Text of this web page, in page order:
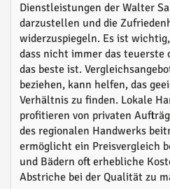
Dienstleistungen der Walter
darzustellen und die
widerzuspiegeln. Es ist
dass nicht immer das teuerste
das beste ist.
beziehen, kann helfen, das
Verhältnis zu finden. Lokale
profitieren von privaten
des regionalen Handwerks
ermöglicht ein Preisvergleich
und Bädern oft erhebliche
Abstriche bei der Qualität zu